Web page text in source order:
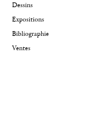
Dessins
Expositions
Bibliographie
Ventes